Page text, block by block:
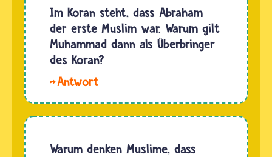
und weil
David mit
der
Tochter
von…
die von
einer
Begegnung
mit Gott
und seine
Botschaften…
Im Koran steht, dass Abraham
der erste Muslim war. Warum gilt
Muhammad dann als Überbringer
des Koran?
Bibel, der
und
Warum denken Muslime, dass